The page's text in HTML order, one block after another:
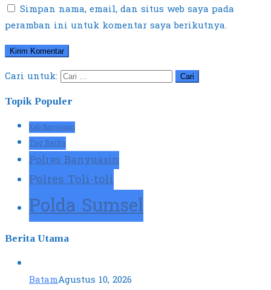
Simpan nama, email, dan situs web saya pada
peramban ini untuk komentar saya berikutnya.
Cari untuk:
Topik Populer
Kab Banyuasin
Tag Berita
Polres Banyuasin
Polres Toli-toli
Polda Sumsel
Berita Utama
BatamAgustus 10, 2026